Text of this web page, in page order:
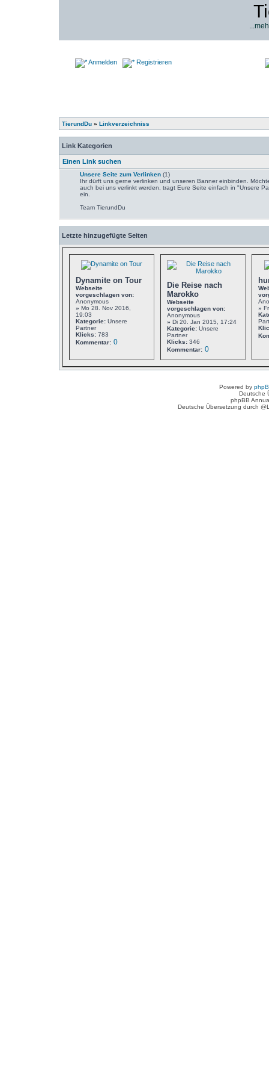
Anmelden Registrieren
TierundDu » Linkverzeichniss
Link Kategorien
Einen Link suchen
Unsere Seite zum Verlinken (1)
Ihr dürft uns gerne verlinken und unseren Banner einbinden.
auch bei uns verlinkt werden, tragt Eure Seite einfach in "Unsere
ein.
Team TierundDu
Letzte hinzugefügte Seiten
Dynamite on Tour
Webseite
vorgeschlagen von:
Anonymous
» Mo 28. Nov 2016,
19:03
Kategorie: Unsere
Partner
Klicks: 783
Kommentar: 0
Die Reise nach
Marokko
Webseite
vorgeschlagen von:
Anonymous
» Di 20. Jan 2015, 17:24
Kategorie: Unsere
Partner
Klicks: 346
Kommentar: 0
»
Powered by
Deutsche
phpBB
Deutsche Übersetzung durch